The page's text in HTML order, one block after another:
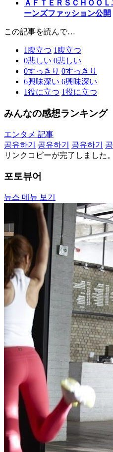
ＡＦＴＥＲＳＣＨＯＯ
ーンズファッション公開
この記事を読んで…
1 腹立つ 1 腹立つ
0悲しい 0悲しい
0すっきり 0すっきり
6興味深い 6興味深い
1役に立つ 1役に立つ
みんなの感想ランキング
エンタメ 記事
공유하기
공유하기 공유하기
リンクコピーが完了しました。
포토뷰어
뉴스 메뉴 보기